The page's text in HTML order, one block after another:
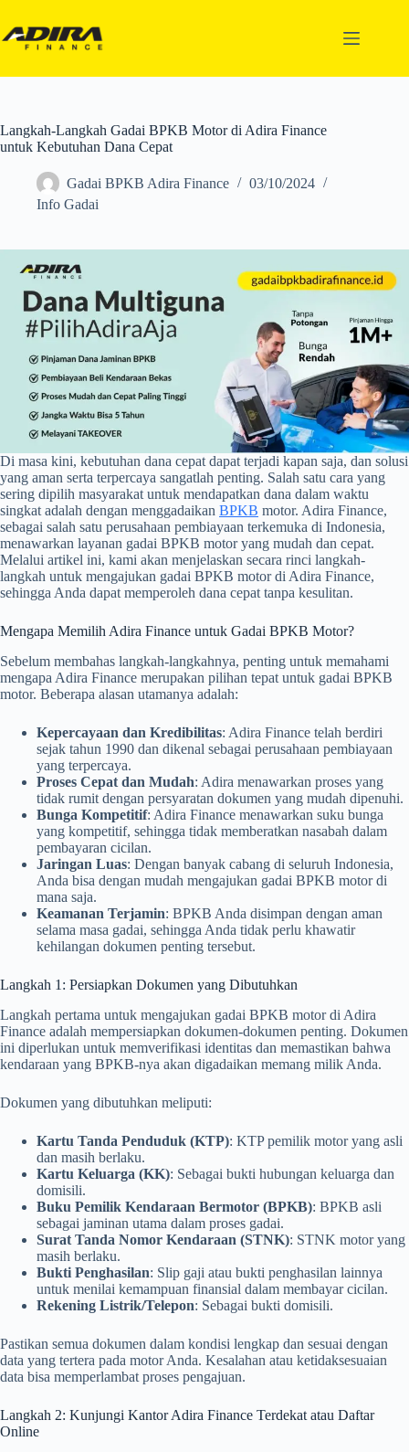
Langkah-Langkah Gadai BPKB Motor di Adira Finance
untuk Kebutuhan Dana Cepat
Gadai BPKB Adira Finance
03/10/2024
Info Gadai
Di masa kini, kebutuhan dana cepat dapat terjadi kapan saja, dan solusi
yang aman serta terpercaya sangatlah penting. Salah satu cara yang
sering dipilih masyarakat untuk mendapatkan dana dalam waktu
singkat adalah dengan menggadaikan BPKB motor. Adira Finance,
sebagai salah satu perusahaan pembiayaan terkemuka di Indonesia,
menawarkan layanan gadai BPKB motor yang mudah dan cepat.
Melalui artikel ini, kami akan menjelaskan secara rinci langkah-
langkah untuk mengajukan gadai BPKB motor di Adira Finance,
sehingga Anda dapat memperoleh dana cepat tanpa kesulitan.
Mengapa Memilih Adira Finance untuk Gadai BPKB Motor?
Sebelum membahas langkah-langkahnya, penting untuk memahami
mengapa Adira Finance merupakan pilihan tepat untuk gadai BPKB
motor. Beberapa alasan utamanya adalah:
Kepercayaan dan Kredibilitas: Adira Finance telah berdiri
sejak tahun 1990 dan dikenal sebagai perusahaan pembiayaan
yang terpercaya.
Proses Cepat dan Mudah: Adira menawarkan proses yang
tidak rumit dengan persyaratan dokumen yang mudah dipenuhi.
Bunga Kompetitif: Adira Finance menawarkan suku bunga
yang kompetitif, sehingga tidak memberatkan nasabah dalam
pembayaran cicilan.
Jaringan Luas: Dengan banyak cabang di seluruh Indonesia,
Anda bisa dengan mudah mengajukan gadai BPKB motor di
mana saja.
Keamanan Terjamin: BPKB Anda disimpan dengan aman
selama masa gadai, sehingga Anda tidak perlu khawatir
kehilangan dokumen penting tersebut.
Langkah 1: Persiapkan Dokumen yang Dibutuhkan
Langkah pertama untuk mengajukan gadai BPKB motor di Adira
Finance adalah mempersiapkan dokumen-dokumen penting. Dokumen
ini diperlukan untuk memverifikasi identitas dan memastikan bahwa
kendaraan yang BPKB-nya akan digadaikan memang milik Anda.
Dokumen yang dibutuhkan meliputi:
Kartu Tanda Penduduk (KTP): KTP pemilik motor yang asli
dan masih berlaku.
Kartu Keluarga (KK): Sebagai bukti hubungan keluarga dan
domisili.
Buku Pemilik Kendaraan Bermotor (BPKB): BPKB asli
sebagai jaminan utama dalam proses gadai.
Surat Tanda Nomor Kendaraan (STNK): STNK motor yang
masih berlaku.
Bukti Penghasilan: Slip gaji atau bukti penghasilan lainnya
untuk menilai kemampuan finansial dalam membayar cicilan.
Rekening Listrik/Telepon: Sebagai bukti domisili.
Pastikan semua dokumen dalam kondisi lengkap dan sesuai dengan
data yang tertera pada motor Anda. Kesalahan atau ketidaksesuaian
data bisa memperlambat proses pengajuan.
Langkah 2: Kunjungi Kantor Adira Finance Terdekat atau Daftar
Online